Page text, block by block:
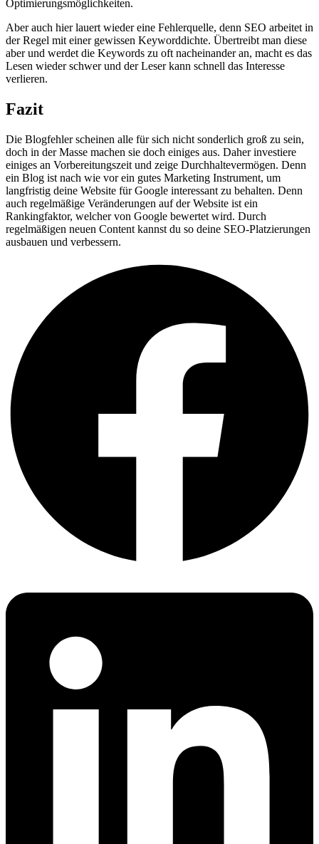
Optimierungsmöglichkeiten.
Aber auch hier lauert wieder eine Fehlerquelle, denn SEO arbeitet in
der Regel mit einer gewissen Keyworddichte. Übertreibt man diese
aber und werdet die Keywords zu oft nacheinander an, macht es das
Lesen wieder schwer und der Leser kann schnell das Interesse
verlieren.
Fazit
Die Blogfehler scheinen alle für sich nicht sonderlich groß zu sein,
doch in der Masse machen sie doch einiges aus. Daher investiere
einiges an Vorbereitungszeit und zeige Durchhaltevermögen. Denn
ein Blog ist nach wie vor ein gutes Marketing Instrument, um
langfristig deine Website für Google interessant zu behalten. Denn
auch regelmäßige Veränderungen auf der Website ist ein
Rankingfaktor, welcher von Google bewertet wird. Durch
regelmäßigen neuen Content kannst du so deine SEO-Platzierungen
ausbauen und verbessern.